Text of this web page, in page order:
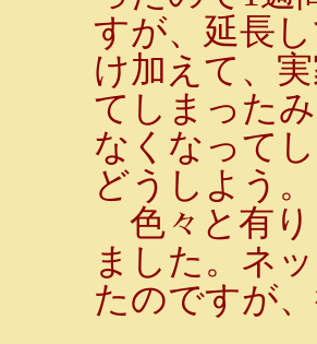
すが、延長
け加えて、
てしまった
なくなって
どうしよう。
色々と有り
ました。ネ
たのですが